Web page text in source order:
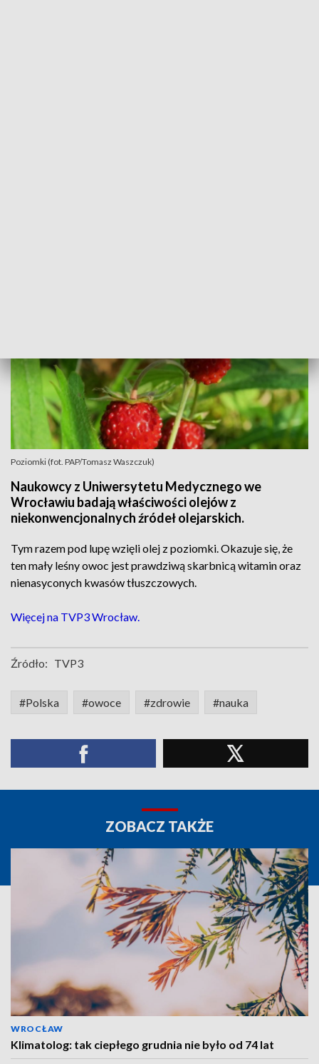
Poziomki (fot. PAP/Tomasz Waszczuk)
Naukowcy z Uniwersytetu Medycznego we
Wrocławiu badają właściwości olejów z
niekonwencjonalnych źródeł olejarskich.
Tym razem pod lupę wzięli olej z poziomki. Okazuje się, że
ten mały leśny owoc jest prawdziwą skarbnicą witamin oraz
nienasyconych kwasów tłuszczowych.
Więcej na TVP3 Wrocław.
Źródło: TVP3
#Polska #owoce #zdrowie #nauka
ZOBACZ TAKŻE
WROCŁAW
Klimatolog: tak ciepłego grudnia nie było od 74 lat